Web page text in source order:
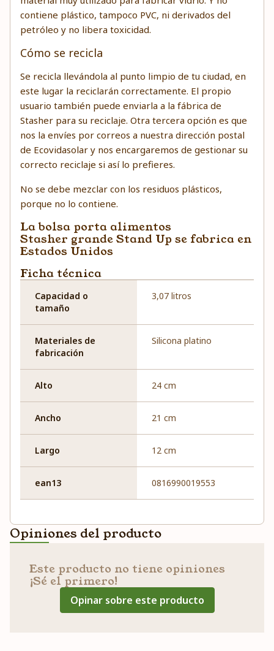
contiene plástico, tampoco PVC, ni derivados del
petróleo y no libera toxicidad.
Cómo se recicla
Se recicla llevándola al punto limpio de tu ciudad, en
este lugar la reciclarán correctamente. El propio
usuario también puede enviarla a la fábrica de
Stasher para su reciclaje. Otra tercera opción es que
nos la envíes por correos a nuestra dirección postal
de Ecovidasolar y nos encargaremos de gestionar su
correcto reciclaje si así lo prefieres.
No se debe mezclar con los residuos plásticos,
porque no lo contiene.
La bolsa porta alimentos
Stasher grande Stand Up se fabrica en
Estados Unidos
Ficha técnica
Capacidad o
tamaño
3,07 litros
Materiales de
fabricación
Silicona platino
Alto 24 cm
Ancho 21 cm
Largo 12 cm
ean13 0816990019553
Opiniones del producto
Este producto no tiene opiniones
¡Sé el primero!
Opinar sobre este producto